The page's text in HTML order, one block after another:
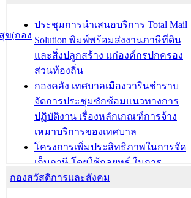
ข(กอง
องคมนตรี
สำนักทะเบียนท้องถิ่นเทศบาลเมือง
วารินชำราบ ดำเนินการมอบทะเบียน
บ้าน ทร.14 และบัตรประจำตัว
ประชาชนบุคคลประเภท 8 แก่บุคคลที่
ได้รับการเพิ่มชื่อในทะเบียนบ้าน
(ท.ร.14) กรณีคนไม่มีสัญชาติไทยได้รับ
อนุญาตให้มีถิ่นที่อยู่
ประชุมคณะกรรมการประเมินผลการ
ควบคุมภายในของ สำนัก/กอง/
โรงเรียน/ศูนย์พัฒนาเด็กเล็ก/สถานธนา
ประชุมการนำเสนอบริการ Total Mail
Solution พิมพ์พร้อมส่งงานภาษีที่ดิน
และสิ่งปลูกสร้าง แก่องค์กรปกครอง
ส่วนท้องถิ่น
กองคลัง เทศบาลเมืองวารินชำราบ
จัดการประชุมซักซ้อมแนวทางการ
ปฏิบัติงาน เรื่องหลักเกณฑ์การจ้าง
เหมาบริการของเทศบาล
โครงการเพิ่มประสิทธิภาพในการจัด
เก็บภาษี โดยใช้กลยุทธ์ ในการ
พัฒนาการจัดเก็บรายได้ ประจำปี พ.ศ.
กองสวัสดิการและสังคม